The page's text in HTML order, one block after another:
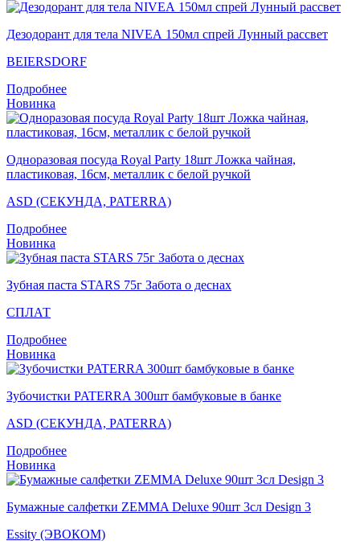
Дезодорант для тела NIVEA 150мл спрей Лунный рассвет
BEIERSDORF
Подробнее
Новинка
Одноразовая посуда Royal Party 18шт Ложка чайная,
пластиковая, 16см, металлик с белой ручкой
ASD (СЕКУНДА, PATERRA)
Подробнее
Новинка
Зубная паста STARS 75г Забота о деснах
СПЛАТ
Подробнее
Новинка
Зубочистки PATERRA 300шт бамбуковые в банке
ASD (СЕКУНДА, PATERRA)
Подробнее
Новинка
Бумажные салфетки ZEMMA Deluxe 90шт 3сл Design 3
Essity (ЭВОКОМ)